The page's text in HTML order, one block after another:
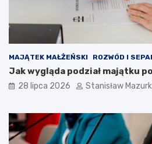
MAJĄTEK MAŁŻEŃSKI ROZWÓD I
Jak wygląda podział majątku
28 lipca 2026 Stanisław